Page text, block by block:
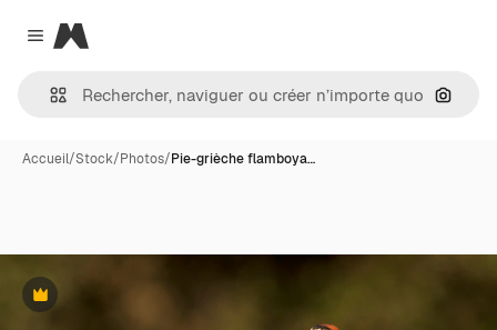
Close menu
Magnific
Accueil/Stock/Photos/Pie-grièche flamboya…
Premium